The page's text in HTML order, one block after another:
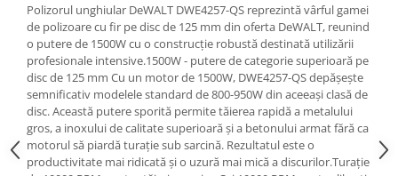
Polizorul unghiular DeWALT DWE4257-QS reprezintă vârful gamei
de polizoare cu fir pe disc de 125 mm din oferta DeWALT, reunind
o putere de 1500W cu o construcție robustă destinată utilizării
profesionale intensive.1500W - putere de categorie superioară pe
disc de 125 mm Cu un motor de 1500W, DWE4257-QS depășește
semnificativ modelele standard de 800-950W din aceeași clasă de
disc. Această putere sporită permite tăierea rapidă a metalului
gros, a inoxului de calitate superioară și a betonului armat fără ca
motorul să piardă turație sub sarcină. Rezultatul este o
productivitate mai ridicată și o uzură mai mică a discurilor.Turație